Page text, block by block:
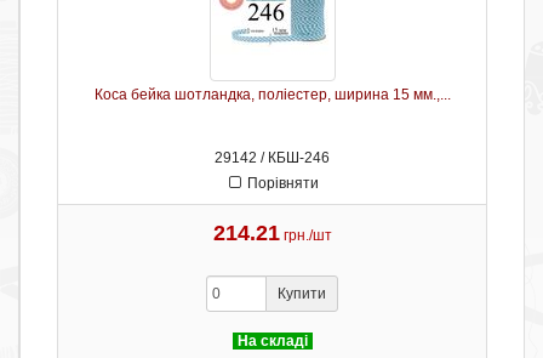
Коса бейка шотландка, поліестер, ширина 15 мм.,...
29142 / КБШ-246
Порівняти
214.21 грн./шт
Купити
На складі